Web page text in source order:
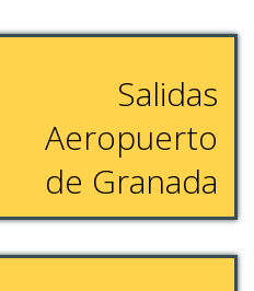
Salidas
Aeropuerto
de Granada